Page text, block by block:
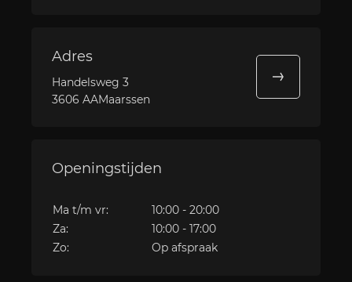
Adres
Handelsweg 3
3606 AAMaarssen
Openingstijden
Ma t/m vr:
10:00 - 20:00
Za:
10:00 - 17:00
Zo:
Op afspraak